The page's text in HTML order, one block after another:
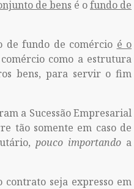
de bens é ofundo de
de fundo de comércio é o
como a estrutura
bens, para servir o fim
a Sucessão Empresarial
tão somente em caso de
pouco importandoa
contrato seja expresso em